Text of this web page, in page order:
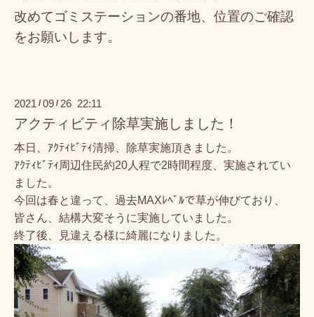
改めてゴミステーションの番地、位置のご確認
をお願いします。
2021 / 09 / 26 22:11
アクティビティ除草実施しました！
本日、ｱｸﾃｨﾋﾞﾃｨ清掃、除草実施頂きました。
ｱｸﾃｨﾋﾞﾃｨ周辺住民約20人程で2時間程度、実施されてい
ました。
今回は春と違って、過去MAXﾚﾍﾞﾙで草が伸びており、
皆さん、結構大変そうに実施していました。
終了後、見違える様に綺麗になりました。